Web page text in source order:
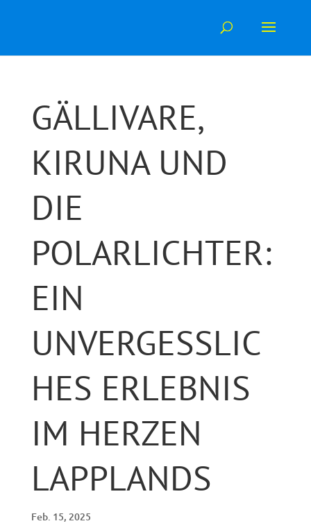
GÄLLIVARE,
KIRUNA UND
DIE
POLARLICHTER:
EIN
UNVERGESSLIC
HES ERLEBNIS
IM HERZEN
LAPPLANDS
Feb. 15, 2025